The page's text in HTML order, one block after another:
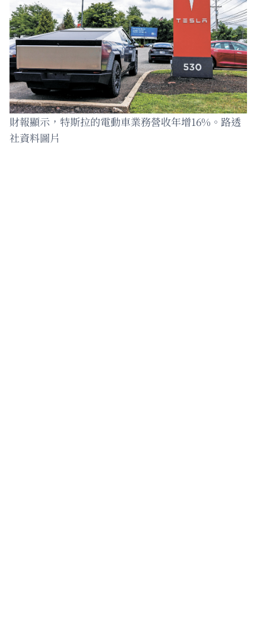
財報顯示，特斯拉的電動車業務營收年增16%。路透
社資料圖片